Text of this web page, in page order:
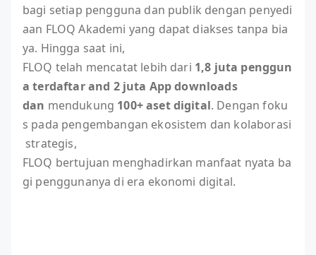
bagi setiap pengguna dan publik dengan penyedi
aan FLOQ Akademi yang dapat diakses tanpa bia
ya. Hingga saat ini,
FLOQ telah mencatat lebih dari 1,8 juta penggun
a terdaftar and 2 juta App downloads
dan mendukung 100+ aset digital. Dengan foku
s pada pengembangan ekosistem dan kolaborasi
strategis,
FLOQ bertujuan menghadirkan manfaat nyata ba
gi penggunanya di era ekonomi digital.